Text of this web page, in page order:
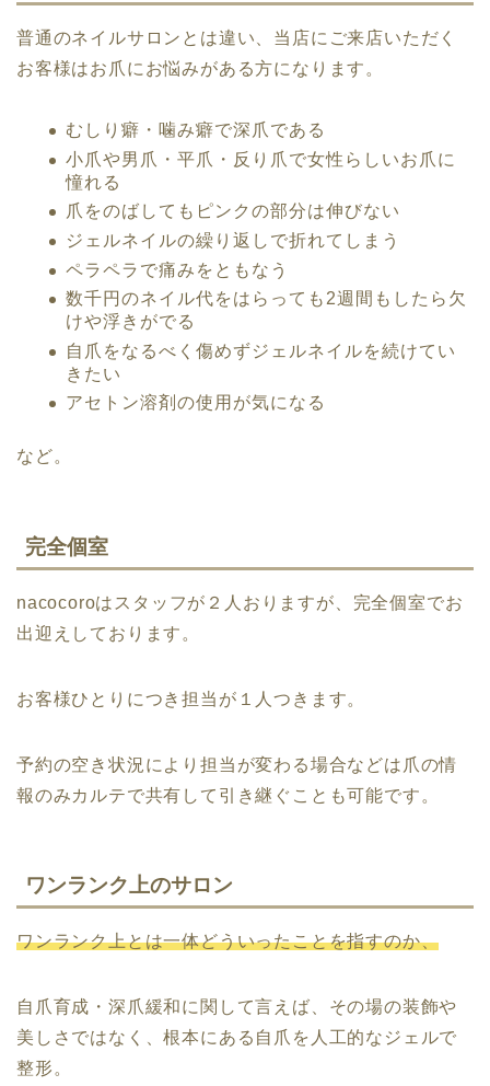
普通のネイルサロンとは違い、当店にご来店いただく
お客様はお爪にお悩みがある方になります。
むしり癖・噛み癖で深爪である
小爪や男爪・平爪・反り爪で女性らしいお爪に
憧れる
爪をのばしてもピンクの部分は伸びない
ジェルネイルの繰り返しで折れてしまう
ペラペラで痛みをともなう
数千円のネイル代をはらっても2週間もしたら欠
けや浮きがでる
自爪をなるべく傷めずジェルネイルを続けてい
きたい
アセトン溶剤の使用が気になる
など。
完全個室
nacocoroはスタッフが２人おりますが、完全個室でお
出迎えしております。
お客様ひとりにつき担当が１人つきます。
予約の空き状況により担当が変わる場合などは爪の情
報のみカルテで共有して引き継ぐことも可能です。
ワンランク上のサロン
ワンランク上とは一体どういったことを指すのか、
自爪育成・深爪緩和に関して言えば、その場の装飾や
美しさではなく、根本にある自爪を人工的なジェルで
整形。